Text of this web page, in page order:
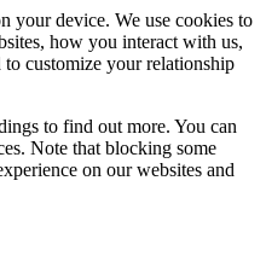
your device. We use cookies to
how you interact with us,
customize your relationship
to find out more. You can
Note that blocking some
on our websites and